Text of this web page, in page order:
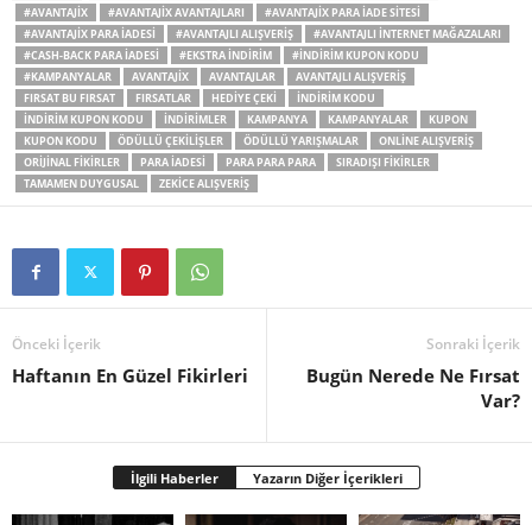
#AVANTAJIX
#AVANTAJIX AVANTAJLARI
#AVANTAJIX PARA IADE SITESI
#AVANTAJIX PARA IADESI
#AVANTAJLI ALIŞVERIŞ
#AVANTAJLI INTERNET MAĞAZALARI
#CASH-BACK PARA IADESI
#EKSTRA INDIRIM
#INDIRIM KUPON KODU
#KAMPANYALAR
AVANTAJIX AVANTAJLAR
AVANTAJLI ALIŞVERIŞ
FIRSAT BU FIRSAT
FIRSATLAR HEDIYE ÇEKI
INDIRIM KODU
INDIRIM KUPON KODU
INDIRIMLER KAMPANYA KAMPANYALAR
KUPON
KUPON KODU
ÖDÜLLÜ ÇEKILIŞLER ÖDÜLLÜ YARIŞMALAR
ONLINE ALIŞVERIŞ
ORIJINAL FIKIRLER
PARA IADESI PARA PARA PARA
SIRADIŞI FIKIRLER
TAMAMEN DUYGUSAL
ZEKICE ALIŞVERIŞ
Önceki İçerik
Haftanın En Güzel Fikirleri
Sonraki İçerik
Bugün Nerede Ne Fırsat
Var?
İlgili Haberler Yazarın Diğer İçerikleri